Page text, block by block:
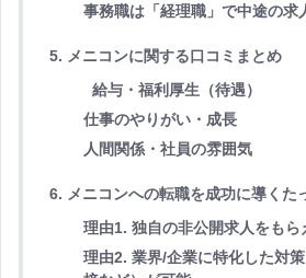
事務職は「経理職」で中途の求
5. メニコンに関する口コミまとめ
給与・福利厚生（待遇）
仕事のやりがい・成長
人間関係・社員の雰囲気
6. メニコンへの転職を成功に導くた
理由1. 独自の非公開求人をもら
理由2. 業界/企業に特化した対